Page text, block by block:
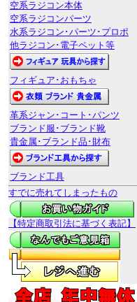
空系ラジコン本体
空系ラジコンパーツ
水系ラジコン･パーツ･プロポ
他ラジコン･電子ペット等
フィギュア･おもちゃ
革系ジャン･コート･パンツ
ブランド服･ブランド靴
貴金属･ブランド品･財布
ブランド工具
すでに売れてしまったもの
【特定商取引法に基づく表記】